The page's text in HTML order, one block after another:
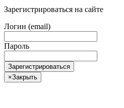
Зарегистрироваться на сайте
Логин (email)
Пароль
Зарегистрироваться
×Закрыть